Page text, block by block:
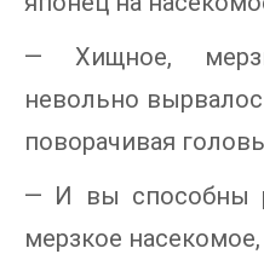
— Хищное,
невольно
поворачивая
— И вы способны
мерзкое